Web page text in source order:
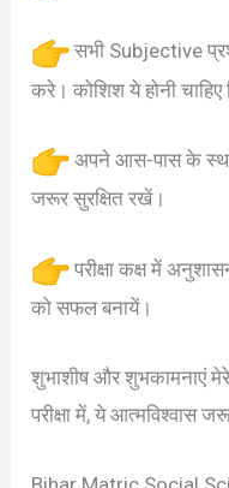
सभी Subjective
करे। कोशिश ये होनी
अपने आस-पास के
जरूर सुरक्षित रखें।
परीक्षा कक्ष में
को सफल बनायें।
शुभाशीष और शुभकामनाएं
परीक्षा में, ये आत्मविश्वास